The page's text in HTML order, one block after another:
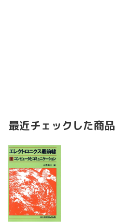
最近チェックした商品